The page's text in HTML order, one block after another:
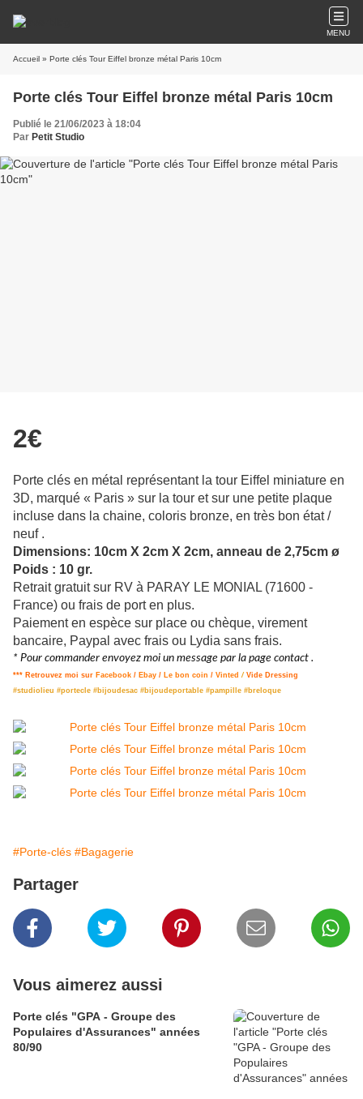
MENU
Accueil » Porte clés Tour Eiffel bronze métal Paris 10cm
Porte clés Tour Eiffel bronze métal Paris 10cm
Publié le 21/06/2023 à 18:04
Par Petit Studio
2€
Porte clés en métal représentant la tour Eiffel miniature en
3D, marqué « Paris » sur la tour et sur une petite plaque
incluse dans la chaine, coloris bronze, en très bon état /
neuf .
Dimensions: 10cm X 2cm X 2cm, anneau de 2,75cm ø
Poids : 10 gr.
Retrait gratuit sur RV à PARAY LE MONIAL (71600 -
France) ou frais de port en plus.
Paiement en espèce sur place ou chèque, virement
bancaire, Paypal avec frais ou Lydia sans frais.
* Pour commander envoyez moi un message par la page contact .
*** Retrouvez moi sur Facebook / Ebay / Le bon coin / Vinted / Vide Dressing
#studiolieu #portecle #bijoudesac #bijoudeportable #pampille #breloque
#Porte-clés #Bagagerie
Partager
Vous aimerez aussi
Porte clés "GPA - Groupe des
Populaires d'Assurances" années
80/90